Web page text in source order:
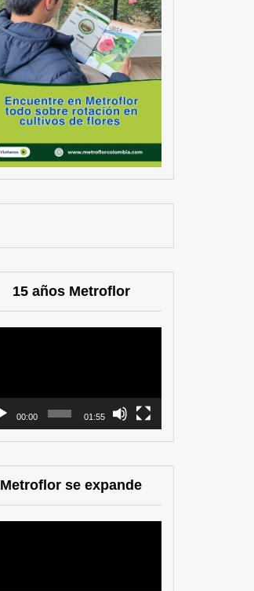
15 años Metroflor
00:00 01:55
Metroflor se expande